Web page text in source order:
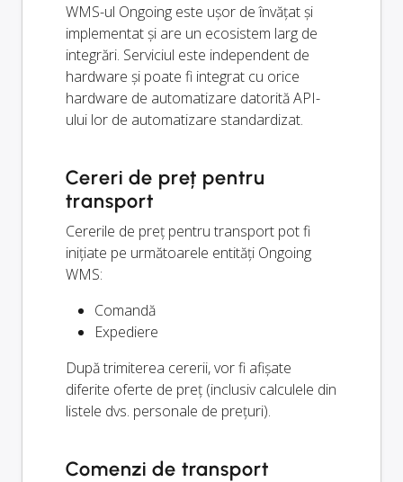
WMS-ul Ongoing este ușor de învățat și
implementat și are un ecosistem larg de
integrări. Serviciul este independent de
hardware și poate fi integrat cu orice
hardware de automatizare datorită API-
ului lor de automatizare standardizat.
Cereri de preț pentru
transport
Cererile de preț pentru transport pot fi
inițiate pe următoarele entități Ongoing
WMS:
Comandă
Expediere
După trimiterea cererii, vor fi afișate
diferite oferte de preț (inclusiv calculele din
listele dvs. personale de prețuri).
Comenzi de transport